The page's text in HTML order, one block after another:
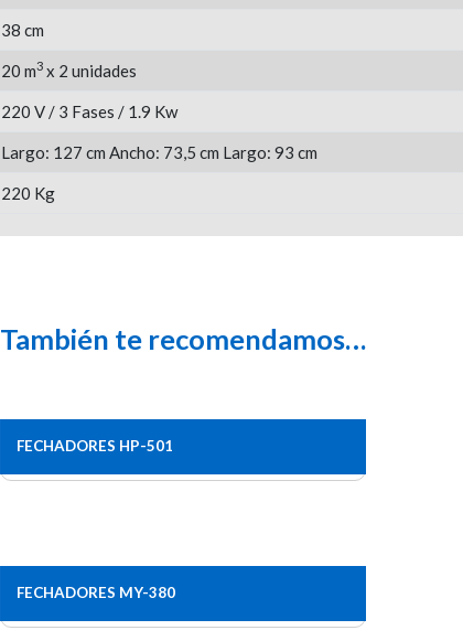
38 cm
20 m3 x 2 unidades
220 V / 3 Fases / 1.9 Kw
Largo: 127 cm Ancho: 73,5 cm Largo: 93 cm
220 Kg
También te recomendamos…
FECHADORES HP-501
FECHADORES MY-380